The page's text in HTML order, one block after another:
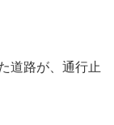
道路が、通行止